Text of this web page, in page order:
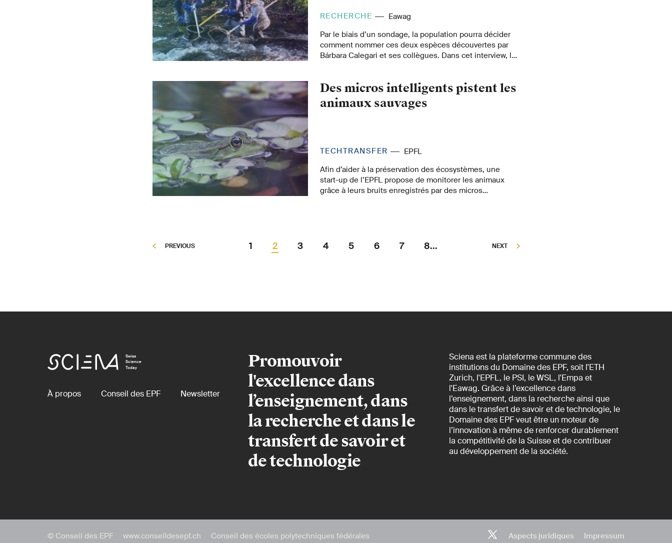
RECHERCHE
Eawag
Par le biais d’un sondage, la population pourra décider
comment nommer ces deux espèces découvertes par
Bárbara Calegari et ses collègues. Dans cet interview, la
Des micros intelligents pistent les
animaux sauvages
TECHTRANSFER
EPFL
Afin d’aider à la préservation des écosystèmes, une
start-up de l’EPFL propose de monitorer les animaux
grâce à leurs bruits enregistrés par des micros
PREVIOUS 1 2 3 4 5 6 7 8... NEXT
Swiss
Science
Today
À propos Conseil des EPF Newsletter
Promouvoir
l'excellence dans
l’enseignement, dans
la recherche et dans le
transfert de savoir et
de technologie
Sciena est la plateforme commune des
institutions du Domaine des EPF, soit l'ETH
Zurich, l'EPFL, le PSI, le WSL, l'Empa et
l'Eawag. Grâce à l’excellence dans
l’enseignement, dans la recherche ainsi que
dans le transfert de savoir et de technologie, le
Domaine des EPF veut être un moteur de
l’innovation à même de renforcer durablement
la compétitivité de la Suisse et de contribuer
au développement de la société.
© Conseil des EPF www.conseildesepf.ch Conseil des écoles polytechniques fédérales Aspects juridiques Impressum